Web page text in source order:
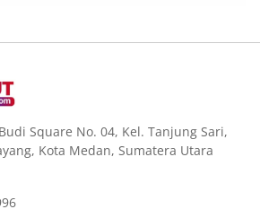
Square No. 04, Kel. Tanjung Sari,
Kota Medan, Sumatera Utara